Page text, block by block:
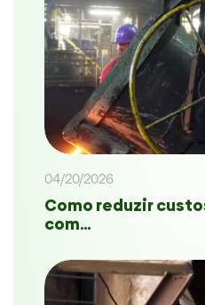
04/20/2026
Como reduzir
com…